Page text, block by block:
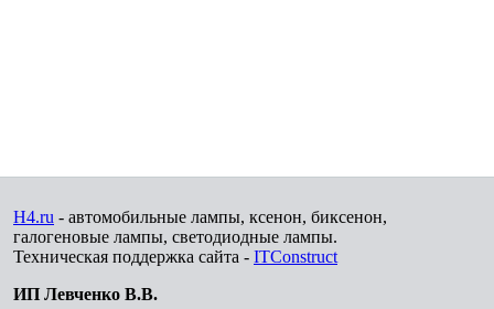
H4.ru - автомобильные лампы, ксенон, биксенон,
галогеновые лампы, светодиодные лампы.
Техническая поддержка сайта - ITConstruct
ИП Левченко В.В.